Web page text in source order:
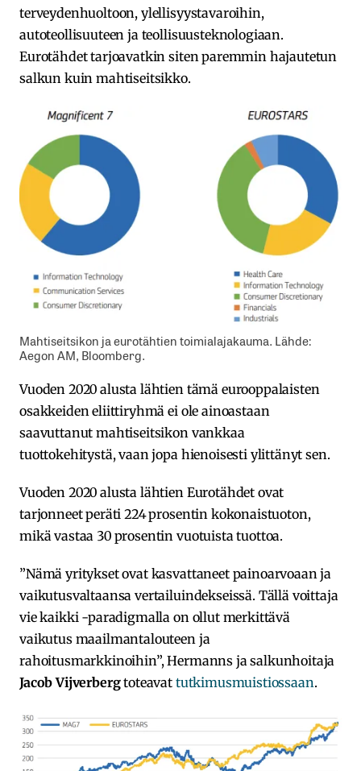
terveydenhuoltoon, ylellisyystavaroihin,
autoteollisuuteen ja teollisuusteknologiaan.
Eurotähdet tarjoavatkin siten paremmin hajautetun
salkun kuin mahtiseitsikko.
Mahtiseitsikon ja eurotähtien toimialajakauma. Lähde:
Aegon AM, Bloomberg.
Vuoden 2020 alusta lähtien tämä eurooppalaisten
osakkeiden eliittiryhmä ei ole ainoastaan
saavuttanut mahtiseitsikon vankkaa
tuottokehitystä, vaan jopa hienoisesti ylittänyt sen.
Vuoden 2020 alusta lähtien Eurotähdet ovat
tarjonneet peräti 224 prosentin kokonaistuoton,
mikä vastaa 30 prosentin vuotuista tuottoa.
”Nämä yritykset ovat kasvattaneet painoarvoaan ja
vaikutusvaltaansa vertailuindekseissä. Tällä voittaja
vie kaikki -paradigmalla on ollut merkittävä
vaikutus maailmantalouteen ja
rahoitusmarkkinoihin”, Hermanns ja salkunhoitaja
Jacob Vijverbergtoteavat tutkimusmuistiossaan.